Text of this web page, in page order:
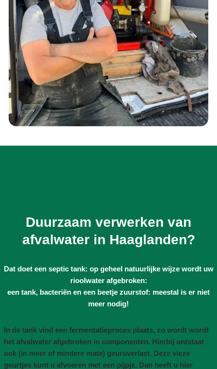
Duurzaam verwerken van
afvalwater in Haaglanden?
Dat doet een septic tank: op geheel natuurlijke wijze wordt uw
rioolwater afgebroken:
een tank, bacteriën en een beetje zuurstof: meestal is er niet
meer nodig!
In de tank vind een fermentatieproces plaats, zo wordt wordt
het afvalwater afgebroken in componenten. Hierbij ontstaat
ook (in meer of mindere mate) geuroverlast. Deze vieze
geurtjes kunt u afvoeren met een pijpje. Dan heeft u hier